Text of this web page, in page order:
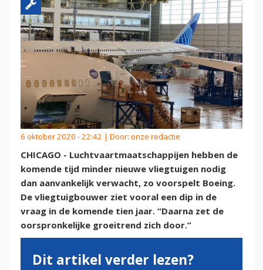
6 oktober 2020 - 22:42 | Door: onze redactie
CHICAGO - Luchtvaartmaatschappijen hebben de
komende tijd minder nieuwe vliegtuigen nodig
dan aanvankelijk verwacht, zo voorspelt Boeing.
De vliegtuigbouwer ziet vooral een dip in de
vraag in de komende tien jaar. “Daarna zet de
oorspronkelijke groeitrend zich door.”
Dit artikel verder lezen?